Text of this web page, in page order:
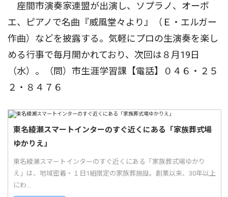
座間市演奏家連盟が出演し、ソプラノ、オーボ
エ、ピアノで名曲『威風堂々より』（Ｅ・エルガー
作曲）などを披露する。気軽にプロの生演奏を楽し
める行事で毎月開かれており、次回は８月19日
（水）。（問）市生涯学習課【電話】０４６・２５
２・８４７６
東名綾瀬スマートインターのすぐ近くにある「家族葬式場
ゆかりえ」
東名綾瀬スマートインターのすぐ近くにある「家族葬式場ゆかり
え」は、地域密着・１日1組限定の家族葬施設。創業以来、30年以上
にわ...